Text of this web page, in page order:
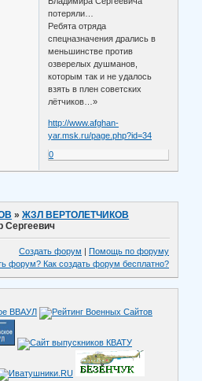
потеряли…
Ребята отряда
спецназначения дрались в
меньшинстве против
озверелых душманов,
которым так и не удалось
взять в плен советских
лётчиков…»
http://www.afghan-
yar.msk.ru/page.php?id=34
0
»ЖЗЛ ВЕРТОЛЕТЧИКОВ
Создать форум | Помощь по форуму